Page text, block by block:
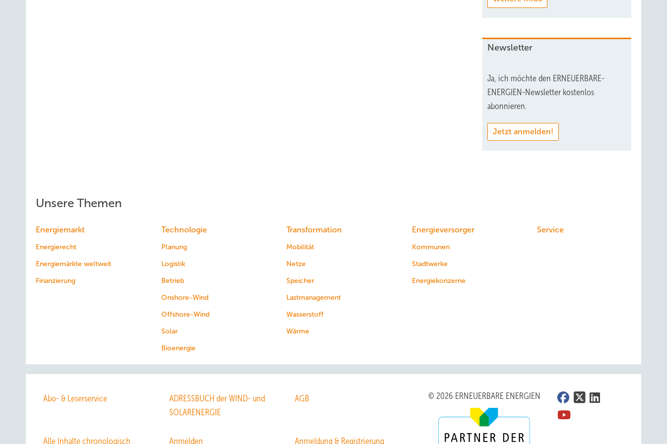
Newsletter
Ja, ich möchte den ERNEUERBARE-
ENERGIEN-Newsletter kostenlos
abonnieren.
Jetzt anmelden!
Unsere Themen
Energiemarkt
Energierecht
Energiemärkte weltweit
Finanzierung
Technologie
Planung
Logistik
Betrieb
Onshore-Wind
Offshore-Wind
Solar
Bioenergie
Transformation
Mobilität
Netze
Speicher
Lastmanagement
Wasserstoff
Wärme
Energieversorger
Kommunen
Stadtwerke
Energiekonzerne
Service
Abo- & Leserservice
ADRESSBUCH der WIND- und
SOLARENERGIE
AGB
Alle Inhalte chronologisch Anmelden Anmeldung & Registrierung
© 2026 ERNEUERBARE ENERGIEN